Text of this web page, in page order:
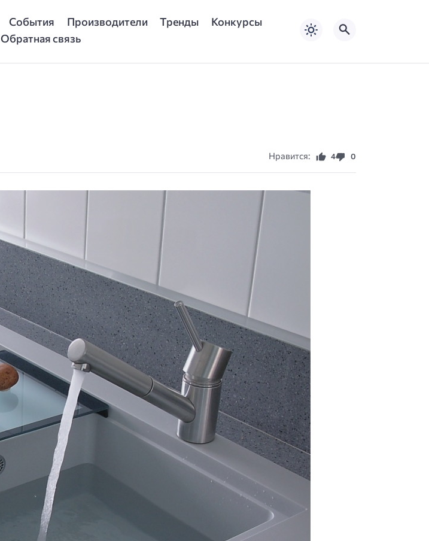
События Производители Тренды
Конкурсы
Обратная связь
Нравится: 4 0